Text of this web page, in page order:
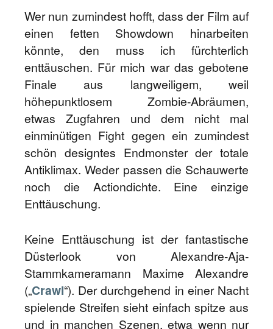
Wer nun zumindest hofft, dass der Film auf
einen fetten Showdown hinarbeiten
könnte, den muss ich fürchterlich
enttäuschen. Für mich war das gebotene
Finale aus langweiligem, weil
höhepunktlosem Zombie-Abräumen,
etwas Zugfahren und dem nicht mal
einminütigen Fight gegen ein zumindest
schön designtes Endmonster der totale
Antiklimax. Weder passen die Schauwerte
noch die Actiondichte. Eine einzige
Enttäuschung.
Keine Enttäuschung ist der fantastische
Düsterlook von Alexandre-Aja-
Stammkameramann Maxime Alexandre
(„Crawl“). Der durchgehend in einer Nacht
spielende Streifen sieht einfach spitze aus
und in manchen Szenen, etwa wenn nur